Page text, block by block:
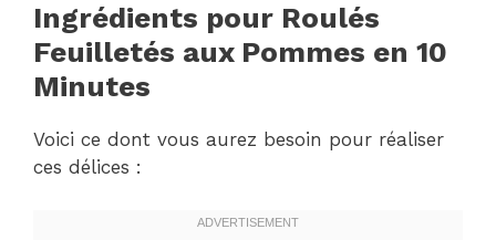
Ingrédients pour Roulés
Feuilletés aux Pommes en 10
Minutes
Voici ce dont vous aurez besoin pour réaliser
ces délices :